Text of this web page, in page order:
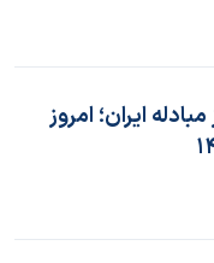
ایران؛ امروز